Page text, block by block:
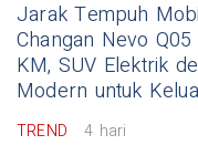
Jarak Tempuh
Changan Nevo
KM, SUV Elektrik
Modern untuk
TREND 4 hari